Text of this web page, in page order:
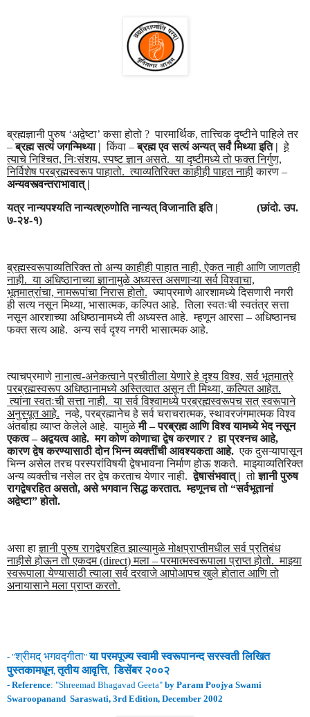
ब्रह्मज्ञानी पुरुष ‘अद्वेष्टा’ कसा होतो ? पारमार्थिक,तात्त्विकदृष्टीने पाहिले तर
–ब्रह्म सत्यं जगन्मिथ्या | किंवा –ब्रह्म एव सत्यं अन्यत् सर्वं मिथ्या इति | हे
त्याचे निश्चित, निःसंशय, स्पष्ट ज्ञान असते. या दृष्टीमध्ये तो फक्त निर्गुण,
निर्विशेष परब्रह्मस्वरूप पाहातो. त्याव्यतिरिक्त काहीही पाहत नाहीकारण –
अन्यवस्त्वन्तराभावात् |
यत्र नान्यपश्यति नान्यत्श्रुणोति नान्यत् विजानाति इति |
(छांदो. उप.
७-२४-१)
ब्रह्मस्वरूपाव्यतिरिक्त तो अन्य काहीही पाहात नाही, ऐकत नाही आणि जाणतही
नाही. या अधिष्ठानाच्या ज्ञानामुळे अध्यस्त असणाऱ्या सर्व विश्वाचा,
भूतमात्रांचा, नामरूपांचा निरास होतो. ज्याप्रमाणे आरशामध्ये दिसणारी नगरी
ही सत्य नसून मिथ्या, भासात्मक, कल्पित आहे. तिला स्वतःची स्वतंत्रसत्ता
नसून आरशाच्या अधिष्ठानामध्ये ती अध्यस्त आहे. म्हणून आरसा – अधिष्ठानच
फक्त सत्य आहे. अन्य सर्व दृश्य नगरी भासात्मक आहे.
त्याचप्रमाणेनानात्व-अनेकत्वाने प्रचीतीला येणारे हे दृश्य विश्व, सर्व भूतमात्रे
परब्रह्मस्वरूप अधिष्ठानामध्ये अस्तित्वात असून ती मिथ्या, कल्पित आहेत.
त्यांना स्वतःचीसत्तानाही. या सर्व विश्वामध्ये परब्रह्मस्वरूपचसत्स्वरूपाने
अनुस्यूत आहे. नव्हे, परब्रह्मानेच हे सर्व चराचरात्मक, स्थावरजंगमात्मक विश्व
अंतर्बाह्य व्याप्त केलेले आहे. यामुळेमी – परब्रह्म आणि विश्व यामध्ये भेद नसून
एकत्व –अद्वयत्व आहे. मग कोण कोणाचाद्वेषकरणार ? हा प्रश्नच आहे,
कारणद्वेषकरण्यासाठी दोन भिन्न व्यक्तींची आवश्यकता आहे. एक दुसऱ्यापासून
भिन्न असेल तरच परस्परांविषयीद्वेषभावना निर्माण होऊ शकते. माझ्याव्यतिरिक्त
अन्य व्यक्तीच नसेल तरद्वेषकरताच येणार नाही.द्वेषासंभवात् | तोज्ञानी पुरुष
रागद्वेषरहित असतो, असे भगवान सिद्ध करतात. म्हणूनच तो“सर्वभूतानां
अद्वेष्टा”होतो.
असा हाज्ञानी पुरुष रागद्वेषरहित झाल्यामुळे मोक्षप्राप्तीमधील सर्व प्रतिबंध
नाहीसे होऊन तो एकदम (direct) मला – परमात्मस्वरूपाला प्राप्त होतो. माझ्या
स्वरूपाला येण्यासाठी त्याला सर्व दरवाजे आपोआपच खुले होतात आणि तो
अनायासाने मला प्राप्त करतो.
- "श्रीमद्भगवद्गीता"या परमपूज्य स्वामीस्वरूपानन्दसरस्वती लिखित
पुस्तकामधून,तृतीयआवृत्ति, डिसेंबर २००२
- Reference: "Shreemad Bhagavad Geeta" by Param Poojya Swami
Swaroopanand Saraswati, 3rd Edition, December 2002